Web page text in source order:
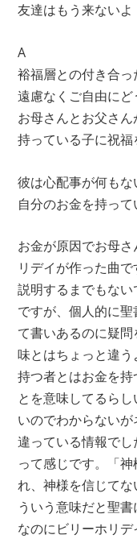
友達はもう来ないよ
A
裕福層との付き合
遠慮なくご自由に
お母さんとお父さ
持っている子に祝福
彼は心配事が何もな
自分のお金を持って
お金が原因でお母
リデイが作った曲
説明するまでもな
ですが、個人的に
て書いあるのに疑
味とはちょっと違う
持つ者とはお金を
とを意味してるら
いのでわからない
違っている情報で
って感じです。「
れ、神様を信じて
ういう意味だと聖書
なのにビリーホリ